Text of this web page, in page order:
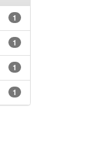
1
1
1
1